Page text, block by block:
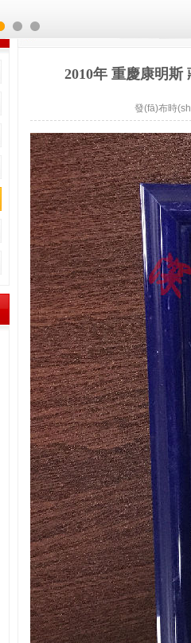
2010年 重慶康明斯
發(fā)布時